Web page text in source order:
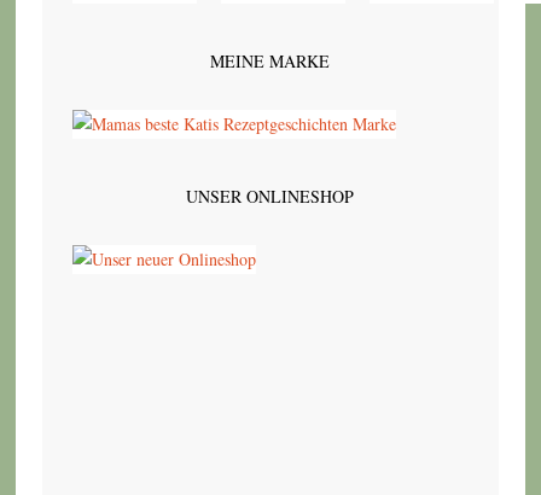
MEINE MARKE
UNSER ONLINESHOP